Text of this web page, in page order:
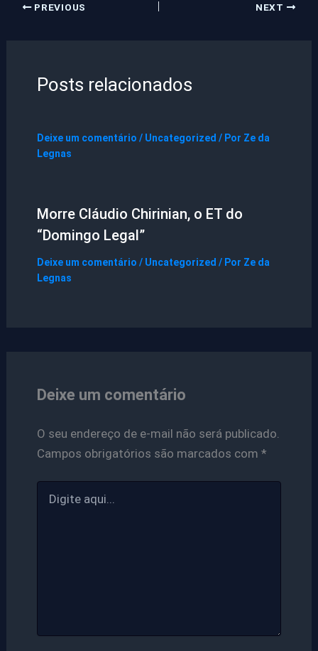
PREVIOUS NEXT
Posts relacionados
Deixe um comentário / Uncategorized / Por Ze da
Legnas
Morre Cláudio Chirinian, o ET do
“Domingo Legal”
Deixe um comentário / Uncategorized / Por Ze da
Legnas
Deixe um comentário
O seu endereço de e-mail não será publicado.
Campos obrigatórios são marcados com *
aqui...